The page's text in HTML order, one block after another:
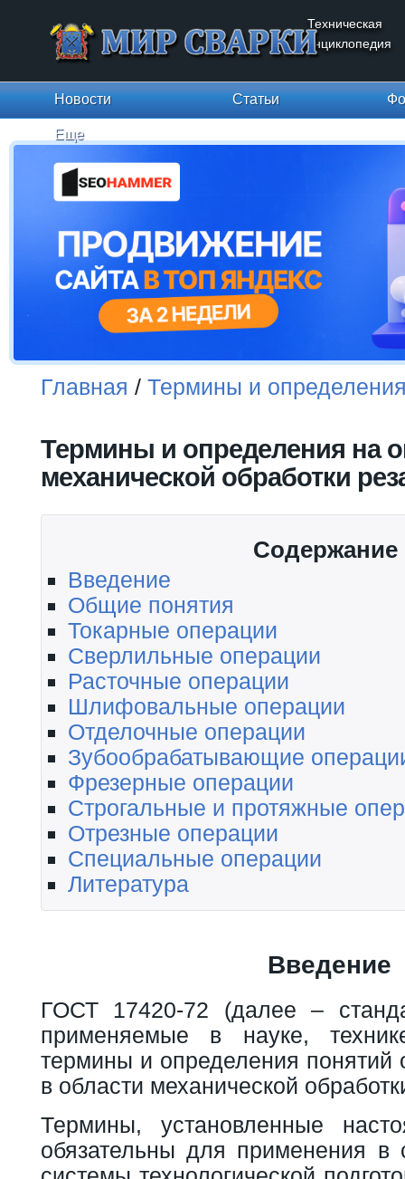
Техническая
энциклопедия
Новости Статьи
Еще
Главная / Термины и
Термины и определения на
механической обработки
Содержание
Введение
Общие понятия
Токарные операции
Сверлильные операции
Расточные операции
Шлифовальные операции
Отделочные операции
Зубообрабатывающие
Фрезерные операции
Строгальные и протяжные
Отрезные операции
Специальные операции
Литература
Введение
ГОСТ 17420-72 (далее –
применяемые в науке,
термины и определения понятий
в области механической
Термины, установленные
обязательны для применения в